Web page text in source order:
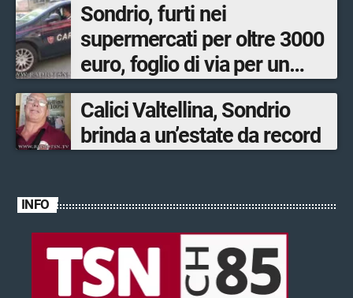
Sondrio, furti nei
supermercati per oltre 3000
euro, foglio di via per un
ventinovenne
Calici Valtellina, Sondrio
brinda a un’estate da record
INFO